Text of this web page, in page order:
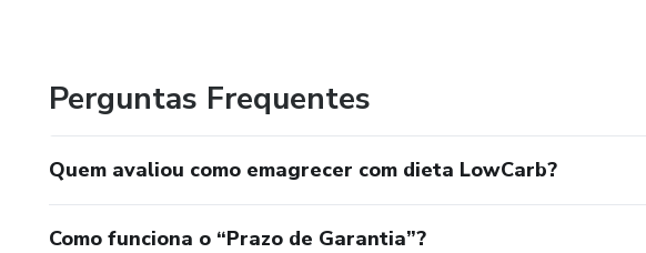
Perguntas Frequentes
Quem avaliou como emagrecer com dieta LowCarb?
Como funciona o “Prazo de Garantia”?